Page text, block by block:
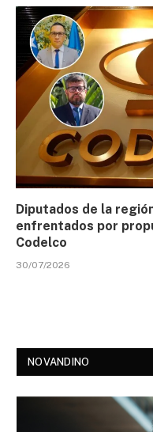
Diputados de la
enfrentados por
Codelco
30/07/2026
NOVANDINO